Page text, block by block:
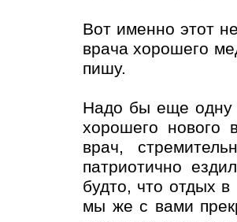
Вот именно этот
врача хорошего
пишу.
Надо бы еще одну
хорошего нового
врач,
патриотично
будто, что отдых
мы же с вами